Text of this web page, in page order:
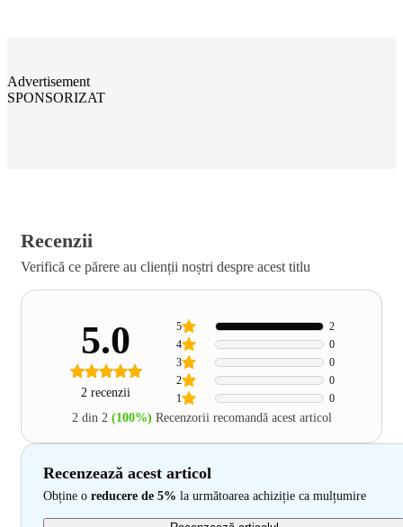
Advertisement
SPONSORIZAT
Recenzii
Verifică ce părere au clienții noștri despre acest titlu
5.0
2 recenzii 1 0
2 0
3 0
4 0
5 2
2 din 2 (100%) Recenzorii recomandă acest articol
Recenzează acest articol
Obține o reducere de 5% la următoarea achiziție ca mulțumire